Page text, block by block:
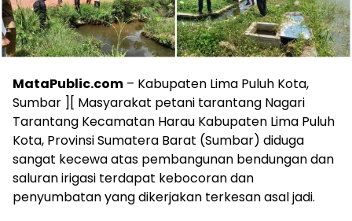
MataPublic.com – Kabupaten Lima Puluh Kota,
Sumbar ][ Masyarakat petani tarantang Nagari
Tarantang Kecamatan Harau Kabupaten Lima Puluh
Kota, Provinsi Sumatera Barat (Sumbar) diduga
sangat kecewa atas pembangunan bendungan dan
saluran irigasi terdapat kebocoran dan
penyumbatan yang dikerjakan terkesan asal jadi.